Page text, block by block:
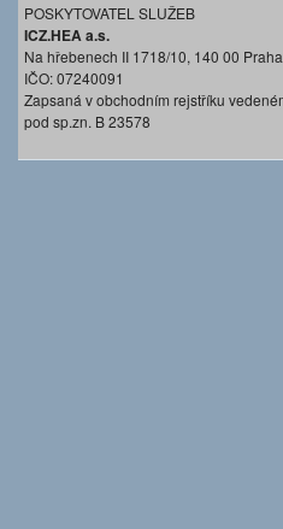
POSKYTOVATEL SLUŽEB
ICZ.HEA a.s.
Na hřebenech II 1718/10, 140 00
IČO: 07240091
Zapsaná v obchodním rejstříku
pod sp.zn. B 23578